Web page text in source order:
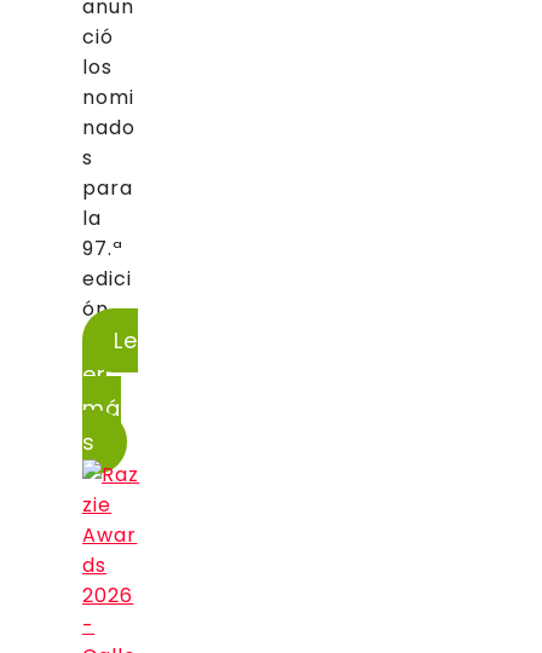
anun
ció
los
nomi
nado
s
para
la
97.ª
edici
ón...
Le
er
má
s